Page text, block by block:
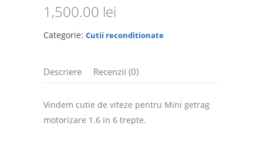
1,500.00 lei
Categorie: Cutii reconditionate
Descriere Recenzii (0)
Vindem cutie de viteze pentru Mini getrag
motorizare 1.6 in 6 trepte.